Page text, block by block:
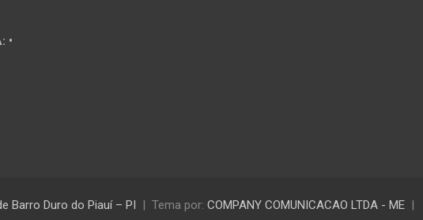
•
Barro Duro do Piauí – PI Tema por: COMPANY COMUNICACAO LTDA - ME